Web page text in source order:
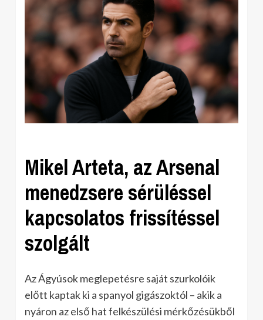
Mikel Arteta, az Arsenal
menedzsere sérüléssel
kapcsolatos frissítéssel
szolgált
Az Ágyúsok meglepetésre saját szurkolóik
előtt kaptak ki a spanyol gigászoktól – akik a
nyáron az első hat felkészülési mérkőzésükből